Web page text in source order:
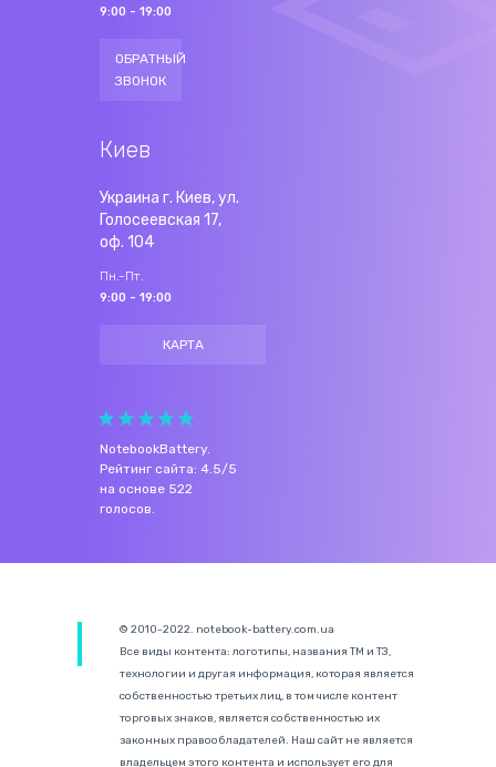
9:00 - 19:00
ОБРАТНЫЙ
ЗВОНОК
Киев
Украина г. Киев, ул.
Голосеевская 17,
оф. 104
Пн.-Пт.
9:00 - 19:00
КАРТА
NotebookBattery.
Рейтинг сайта: 4.5/5
на основе 522
голосов.
© 2010-2022. notebook-battery.com.ua
Все виды контента: логотипы, названия ТМ и ТЗ,
технологии и другая информация, которая является
собственностью третьих лиц, в том числе контент
торговых знаков, является собственностью их
законных правообладателей. Наш сайт не является
владельцем этого контента и использует его для